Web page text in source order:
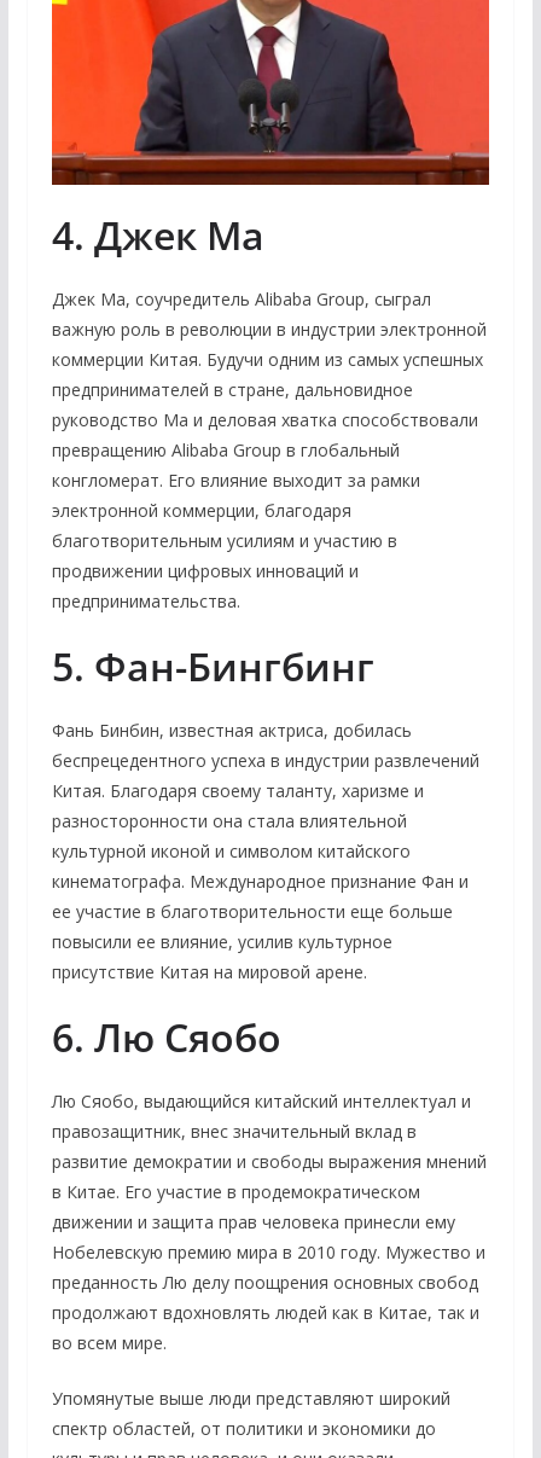
4. Джек Ма
Джек Ма, соучредитель Alibaba Group, сыграл
важную роль в революции в индустрии электронной
коммерции Китая. Будучи одним из самых успешных
предпринимателей в стране, дальновидное
руководство Ма и деловая хватка способствовали
превращению Alibaba Group в глобальный
конгломерат. Его влияние выходит за рамки
электронной коммерции, благодаря
благотворительным усилиям и участию в
продвижении цифровых инноваций и
предпринимательства.
5. Фан-Бингбинг
Фань Бинбин, известная актриса, добилась
беспрецедентного успеха в индустрии развлечений
Китая. Благодаря своему таланту, харизме и
разносторонности она стала влиятельной
культурной иконой и символом китайского
кинематографа. Международное признание Фан и
ее участие в благотворительности еще больше
повысили ее влияние, усилив культурное
присутствие Китая на мировой арене.
6. Лю Сяобо
Лю Сяобо, выдающийся китайский интеллектуал и
правозащитник, внес значительный вклад в
развитие демократии и свободы выражения мнений
в Китае. Его участие в продемократическом
движении и защита прав человека принесли ему
Нобелевскую премию мира в 2010 году. Мужество и
преданность Лю делу поощрения основных свобод
продолжают вдохновлять людей как в Китае, так и
во всем мире.
Упомянутые выше люди представляют широкий
спектр областей, от политики и экономики до